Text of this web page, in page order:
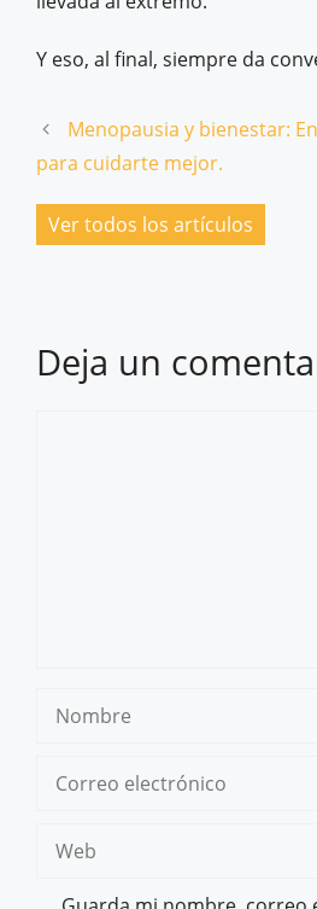
Y eso, al final, siempre da
Menopausia y bienestar:
para cuidarte mejor.
Ver todos los artículos
Deja un
Nombre
electrónico